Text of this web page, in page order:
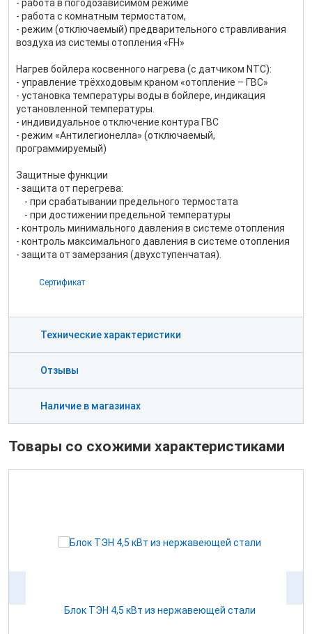
- работа в погодозависимом режиме
- работа с комнатным термостатом,
- режим (отключаемый) предварительного стравливания
воздуха из системы отопления «FH»
Нагрев бойлера косвенного нагрева (с датчиком NTC):
- управление трёхходовым краном «отопление – ГВС»
- установка температуры воды в бойлере, индикация
установленной температуры.
- индивидуальное отключение контура ГВС
- режим «Антилегионелла» (отключаемый,
программируемый)
Защитные функции
- защита от перегрева:
- при срабатывании предельного термостата
- при достижении предельной температуры
- контроль минимального давления в системе отопления
- контроль максимального давления в системе отопления
- защита от замерзания (двухступенчатая).
Сертификат
Технические характеристики
Отзывы
Наличие в магазинах
Товары со схожими характеристиками
Блок ТЭН 4,5 кВт из нержавеющей стали